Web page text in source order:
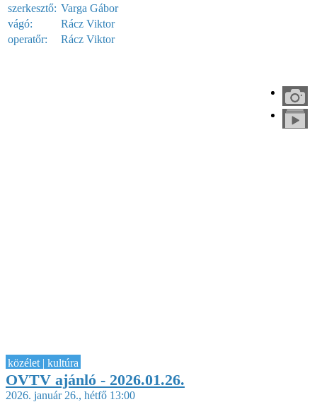
szerkesztő: Varga Gábor
vágó:
Rácz Viktor
operatőr:
Rácz Viktor
közélet | kultúra
OVTV ajánló - 2026.01.26.
2026. január 26., hétfő 13:00